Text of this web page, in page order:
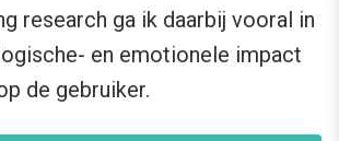
research ga ik daarbij vooral in
en emotionele impact
de gebruiker.